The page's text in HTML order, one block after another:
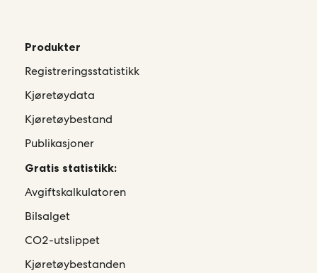
Produkter
Registreringsstatistikk
Kjøretøydata
Kjøretøybestand
Publikasjoner
Gratis statistikk:
Avgiftskalkulatoren
Bilsalget
CO2-utslippet
Kjøretøybestanden